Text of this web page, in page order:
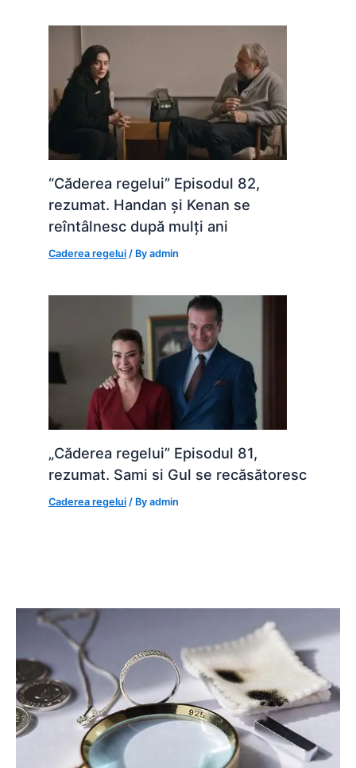
“Căderea regelui” Episodul 82,
rezumat. Handan și Kenan se
reîntâlnesc după mulți ani
Caderea regelui / Byadmin
„Căderea regelui” Episodul 81,
rezumat. Sami si Gul se recăsătoresc
Caderea regelui / Byadmin